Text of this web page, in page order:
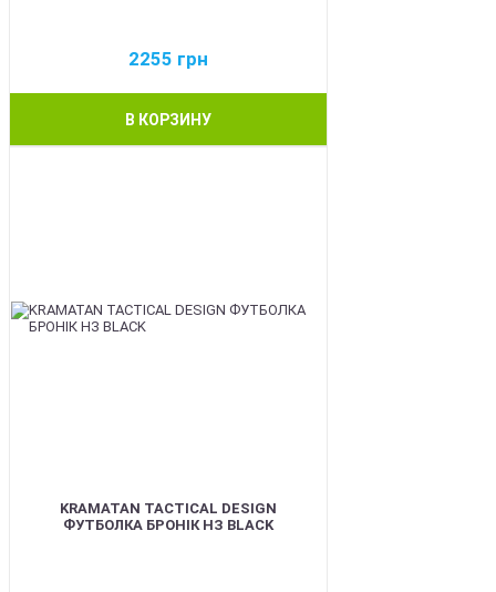
2255 грн
В КОРЗИНУ
KRAMATAN TACTICAL DESIGN
ФУТБОЛКА БРОНІК НЗ BLACK